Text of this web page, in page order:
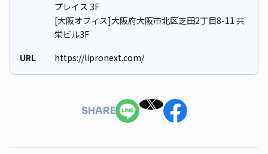
プレイス 3F
[大阪オフィス]大阪府大阪市北区芝田2丁目8-11 共
栄ビル3F
URL
https://lipronext.com/
SHARE